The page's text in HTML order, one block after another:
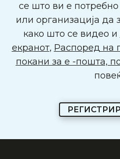
се што ви е
или организација да
како што се видео и
екранот, Распоред на
покани за е -пошта,